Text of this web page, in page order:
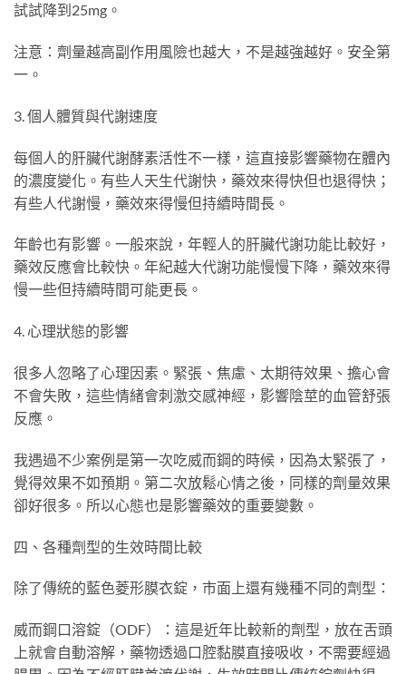
試試降到25mg。
注意：劑量越高副作用風險也越大，不是越強越好。安全第
一。
3. 個人體質與代謝速度
每個人的肝臟代謝酵素活性不一樣，這直接影響藥物在體內
的濃度變化。有些人天生代謝快，藥效來得快但也退得快；
有些人代謝慢，藥效來得慢但持續時間長。
年齡也有影響。一般來說，年輕人的肝臟代謝功能比較好，
藥效反應會比較快。年紀越大代謝功能慢慢下降，藥效來得
慢一些但持續時間可能更長。
4. 心理狀態的影響
很多人忽略了心理因素。緊張、焦慮、太期待效果、擔心會
不會失敗，這些情緒會刺激交感神經，影響陰莖的血管舒張
反應。
我遇過不少案例是第一次吃威而鋼的時候，因為太緊張了，
覺得效果不如預期。第二次放鬆心情之後，同樣的劑量效果
卻好很多。所以心態也是影響藥效的重要變數。
四、各種劑型的生效時間比較
除了傳統的藍色菱形膜衣錠，市面上還有幾種不同的劑型：
威而鋼口溶錠（ODF）：這是近年比較新的劑型，放在舌頭
上就會自動溶解，藥物透過口腔黏膜直接吸收，不需要經過